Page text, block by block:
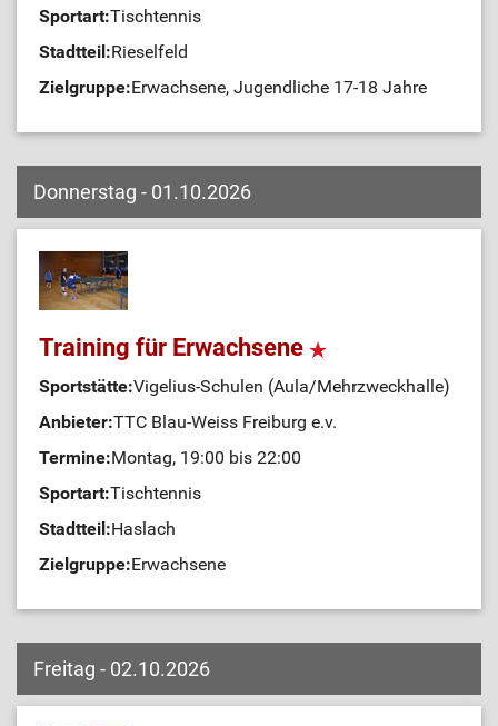
Sportart:Tischtennis
Stadtteil:Rieselfeld
Zielgruppe:Erwachsene, Jugendliche 17-18 Jahre
Donnerstag - 01.10.2026
Training für Erwachsene
Sportstätte:Vigelius-Schulen (Aula/Mehrzweckhalle)
Anbieter:TTC Blau-Weiss Freiburg e.v.
Termine:Montag, 19:00 bis 22:00
Sportart:Tischtennis
Stadtteil:Haslach
Zielgruppe:Erwachsene
Freitag - 02.10.2026